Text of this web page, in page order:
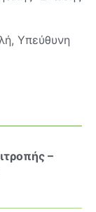
Υπεύθυνη
–